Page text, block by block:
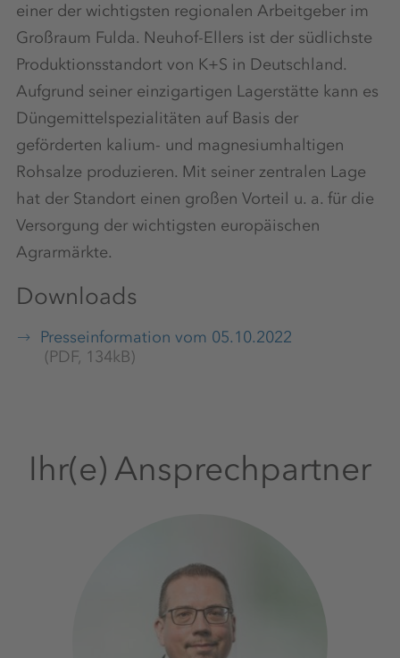
einer der wichtigsten regionalen Arbeitgeber im
Großraum Fulda. Neuhof-Ellers ist der südlichste
Produktionsstandort von K+S in Deutschland.
Aufgrund seiner einzigartigen Lagerstätte kann es
Düngemittelspezialitäten auf Basis der
geförderten kalium- und magnesiumhaltigen
Rohsalze produzieren. Mit seiner zentralen Lage
hat der Standort einen großen Vorteil u. a. für die
Versorgung der wichtigsten europäischen
Agrarmärkte.
Downloads
Presseinformation vom 05.10.2022
(PDF, 134kB)
Ihr(e) Ansprechpartner